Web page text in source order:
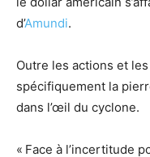
d’Amundi.
Outre les actions et
spécifiquement la
dans l’œil du cyclone.
« Face à l’incertitude